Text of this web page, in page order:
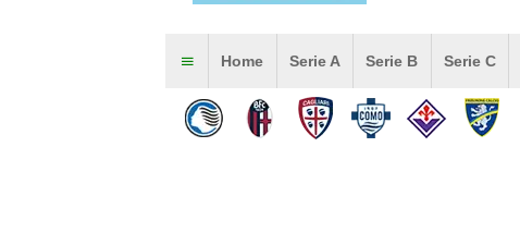
Home Serie A Serie B Serie C